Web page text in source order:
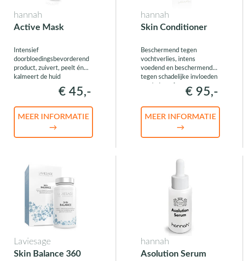
hannah
Active Mask
Intensief
doorbloedingsbevorderend
product, zuivert, peelt én
kalmeert de huid
€ 45,-
MEER INFORMATIE
→
hannah
Skin Conditioner
Beschermend tegen
vochtverlies, intens
voedend en beschermend
tegen schadelijke invloeden
€ 95,-
MEER INFORMATIE
→
Laviesage
Skin Balance 360
hannah
Asolution Serum